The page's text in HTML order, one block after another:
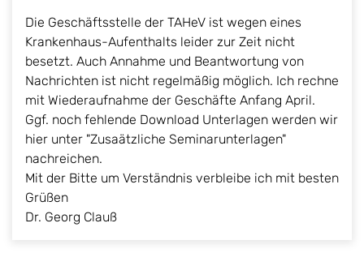
Die Geschäftsstelle der TAHeV ist wegen eines
Krankenhaus-Aufenthalts leider zur Zeit nicht
besetzt. Auch Annahme und Beantwortung von
Nachrichten ist nicht regelmäßig möglich. Ich rechne
mit Wiederaufnahme der Geschäfte Anfang April.
Ggf. noch fehlende Download Unterlagen werden wir
hier unter "Zusaätzliche Seminarunterlagen"
nachreichen.
Mit der Bitte um Verständnis verbleibe ich mit besten
Grüßen
Dr. Georg Clauß